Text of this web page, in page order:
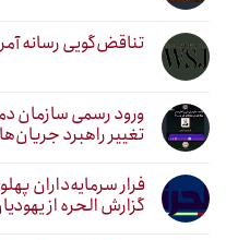
تناقض‌گویی رسانه
ورود رسمی سازمان
تغییر راهبرد
فرار سرمایه‌داران
گزارش الحره از